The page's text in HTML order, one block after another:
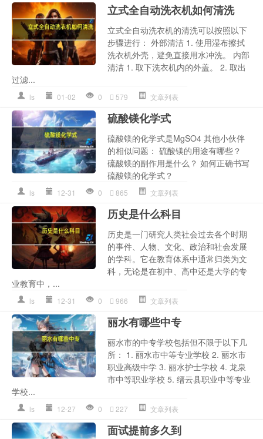
立式全自动洗衣机如何清洗
立式全自动洗衣机的清洗可以按照以下
步骤进行： 外部清洁 1. 使用湿布擦拭
洗衣机外壳，避免直接用水冲洗。 内部
清洁 1. 取下洗衣机内的外盖。 2. 取出
过滤...
ls 01-02 0 579 文章列表
硫酸镁化学式
硫酸镁的化学式是MgSO4 其他小伙伴
的相似问题： 硫酸镁的用途有哪些？
硫酸镁的副作用是什么？ 如何正确书写
硫酸镁的化学式？
ls 12-31 0 865 文章列表
历史是什么科目
历史是一门研究人类社会过去各个时期
的事件、人物、文化、政治和社会发展
的学科。它在教育体系中通常归类为文
科，无论是在初中、高中还是大学的专
业教育中，...
ls 12-31 0 966 文章列表
丽水有哪些中专
丽水市的中专学校包括但不限于以下几
所： 1. 丽水市中等专业学校 2. 丽水市
职业高级中学 3. 丽水护士学校 4. 龙泉
市中等职业学校 5. 缙云县职业中等专业
学校...
ls 12-27 0 227 文章列表
面试提前多久到